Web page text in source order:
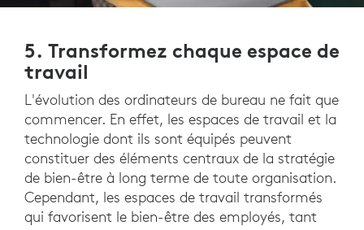
5. Transformez chaque espace de
travail
L'évolution des ordinateurs de bureau ne fait que
commencer. En effet, les espaces de travail et la
technologie dont ils sont équipés peuvent
constituer des éléments centraux de la stratégie
de bien-être à long terme de toute organisation.
Cependant, les espaces de travail transformés
qui favorisent le bien-être des employés, tant